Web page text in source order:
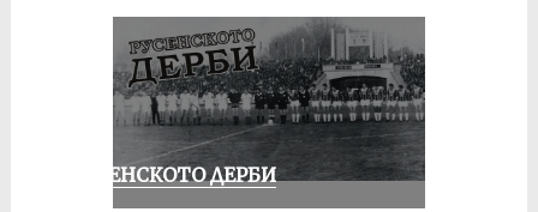
РУСЕНСКОТО ДЕРБИ